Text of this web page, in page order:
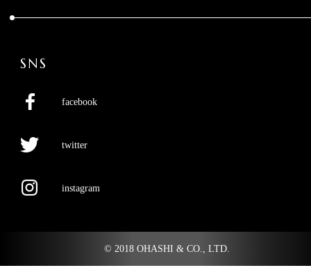
SNS
facebook
twitter
instagram
© 2018 OHASHI & CO., LTD.